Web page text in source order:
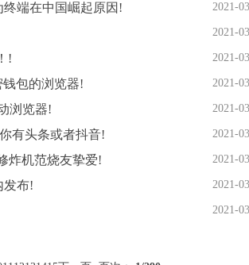
终端在中国崛起原因! 2021-
2021-
! 2021-
钱包的浏览器! 2021-
浏览器! 2021-
有头条或者抖音! 2021-
炸机范烧友挚爱! 2021-
发布! 2021-
2021-